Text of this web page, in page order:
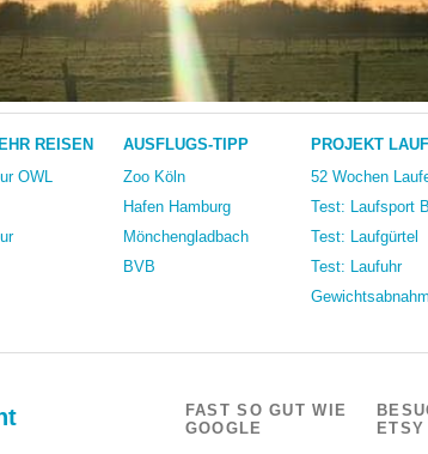
REISEN
OWL
AUSFLUGS-TIPP
Zoo Köln
Hafen Hamburg
Mönchengladbach
BVB
PROJEKT
52 Wochen
Test: Laufsport
Test: Laufgürtel
Test: Laufuhr
FAST SO GUT WIE
GOOGLE
ETSY